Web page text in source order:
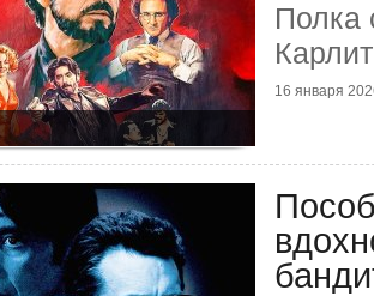
Полка
16 января